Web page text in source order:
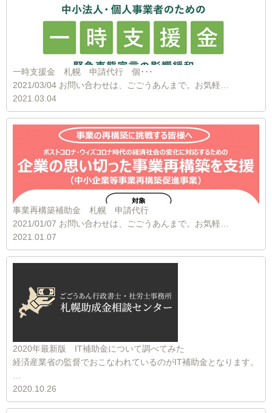
一時支援金 札幌 申請代行 個･･･
2021/03/04 お問い合わせは、ごごうあんまで。お気軽…
2021.03.04
事業再構築補助金 札幌 申請代行
2021/01/07 お問い合わせは、ごごうあんまで。お気軽…
2021.01.07
2020年最新版 IT補助金について調べてみた
経済産業省の監督でおこなわれているのがIT補助金となります。
2020.10.26